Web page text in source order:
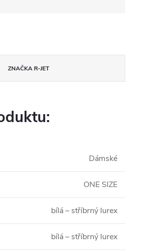
ZNAČKA R-JET
Dámské
ONE SIZE
bílá – stříbrný lurex
bílá – stříbrný lurex